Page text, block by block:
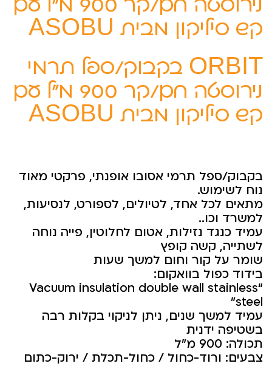
קש סיליקון מבית ASOBU
ORBIT בקבוק/ספל תרמי
נירוסטה חם/קר 900 מ”ל עם
קש סיליקון מבית ASOBU
בקבוק/ספל תרמי אסובו אופנתי, פרקטי מאוד
נוח לשימוש.
מתאים לכל אחד, לטיולים, לספורט, לנסיעות,
למשרד וכו..
עמיד כנגד נזילות, אטום לחלוטין, פייה נוחה
לשתייה, קשה קופץ
שומר על קור וחום למשך שעות
בידוד כפול בוואקום:
“Vacuum insulation double wall stainless
steel”
עמיד למשך שנים, ניתן לניקוי בקלות רבה
בשטיפה ידנית
תכולה: 900 מ”ל
צבעים: ורוד-כחול / כחול-תכלת / ירוק-כתום